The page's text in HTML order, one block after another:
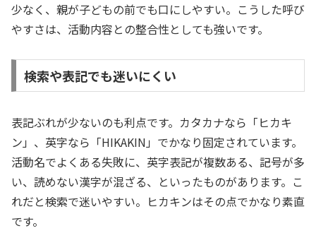
少なく、親が子どもの前でも口にしやすい。こうした呼び
やすさは、活動内容との整合性としても強いです。
検索や表記でも迷いにくい
表記ぶれが少ないのも利点です。カタカナなら「ヒカキ
ン」、英字なら「HIKAKIN」でかなり固定されています。
活動名でよくある失敗に、英字表記が複数ある、記号が多
い、読めない漢字が混ざる、といったものがあります。こ
れだと検索で迷いやすい。ヒカキンはその点でかなり素直
です。